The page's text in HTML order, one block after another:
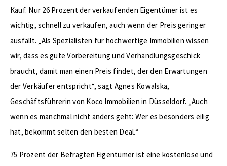
Kauf. Nur 26 Prozent der verkaufenden Eigentümer ist es
wichtig, schnell zu verkaufen, auch wenn der Preis geringer
ausfällt. „Als Spezialisten für hochwertige Immobilien wissen
wir, dass es gute Vorbereitung und Verhandlungsgeschick
braucht, damit man einen Preis findet, der den Erwartungen
der Verkäufer entspricht“, sagt Agnes Kowalska,
Geschäftsführerin von Koco Immobilien in Düsseldorf. „Auch
wenn es manchmal nicht anders geht: Wer es besonders eilig
hat, bekommt selten den besten Deal.“
75 Prozent der Befragten Eigentümer ist eine kostenlose und